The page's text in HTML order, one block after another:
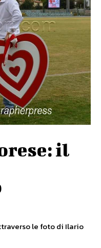
il
le foto di Ilario